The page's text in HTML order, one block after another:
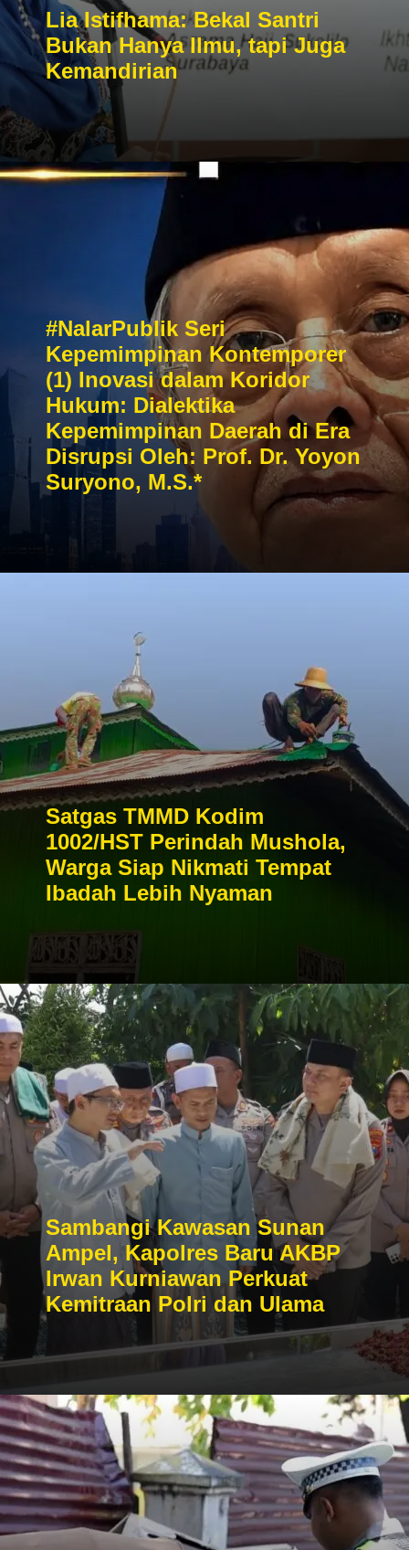
Lia Istifhama: Bekal Santri
Bukan Hanya Ilmu, tapi Juga
Kemandirian
#NalarPublik Seri
Kepemimpinan Kontemporer
(1) Inovasi dalam Koridor
Hukum: Dialektika
Kepemimpinan Daerah di Era
Disrupsi Oleh: Prof. Dr. Yoyon
Suryono, M.S.*
Satgas TMMD Kodim
1002/HST Perindah Mushola,
Warga Siap Nikmati Tempat
Ibadah Lebih Nyaman
Sambangi Kawasan Sunan
Ampel, Kapolres Baru AKBP
Irwan Kurniawan Perkuat
Kemitraan Polri dan Ulama